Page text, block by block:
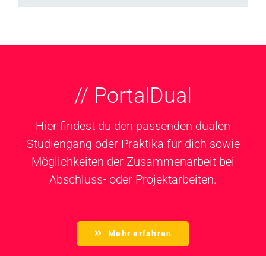
// PortalDual
Hier findest du den passenden dualen
Studiengang oder Praktika für dich sowie
Möglichkeiten der Zusammenarbeit bei
Abschluss- oder Projektarbeiten.
Mehr erfahren